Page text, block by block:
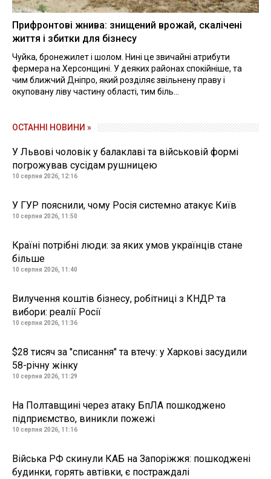
Прифронтові жнива: знищений врожай, скалічені
життя і збитки для бізнесу
Чуйка, бронежилет і шолом. Нині це звичайні атрибути
фермера на Херсонщині. У деяких районах спокійніше, та
чим ближчий Дніпро, який розділяє звільнену праву і
окуповану ліву частину області, тим біль...
ОСТАННІ НОВИНИ »
У Львові чоловік у балаклаві та військовій формі
погрожував сусідам рушницею
10 серпня 2026, 12:16
У ГУР пояснили, чому Росія системно атакує Київ
10 серпня 2026, 11:50
Країні потрібні люди: за яких умов українців стане
більше
10 серпня 2026, 11:40
Вилучення коштів бізнесу, робітниці з КНДР та
вибори: реалії Росії
10 серпня 2026, 11:36
$28 тисяч за "списання" та втечу: у Харкові засудили
58-річну жінку
10 серпня 2026, 11:29
На Полтавщині через атаку БпЛА пошкоджено
підприємство, виникли пожежі
10 серпня 2026, 11:16
Війська РФ скинули КАБ на Запоріжжя: пошкоджені
будинки, горять автівки, є постраждалі